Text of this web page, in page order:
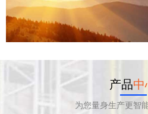
产品中
为您量身生产更智